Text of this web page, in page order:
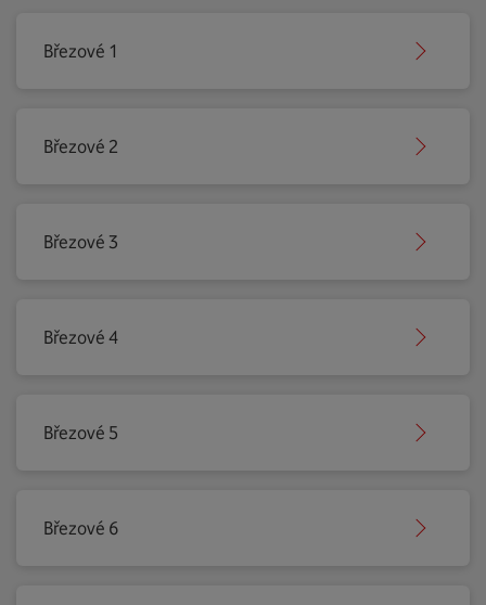
Březové 1
Březové 2
Březové 3
Březové 4
Březové 5
Březové 6